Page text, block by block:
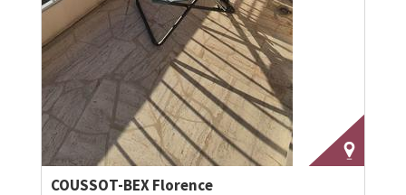
COUSSOT-BEX Florence